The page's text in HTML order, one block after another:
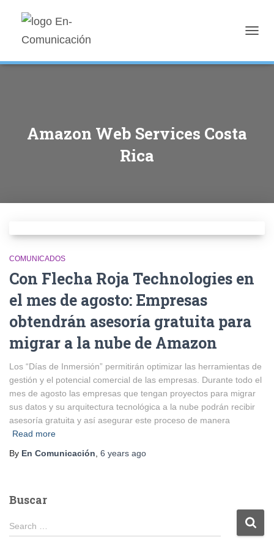
Amazon Web Services Costa
Rica
COMUNICADOS
Con Flecha Roja Technologies en
el mes de agosto: Empresas
obtendrán asesoría gratuita para
migrar a la nube de Amazon
Los “Días de Inmersión” permitirán optimizar las herramientas de
gestión y el potencial comercial de las empresas. Durante todo el
mes de agosto las empresas que tengan proyectos para migrar
sus datos y su arquitectura tecnológica a la nube podrán recibir
asesoría gratuita y así asegurar este proceso de manera
Read more
By En Comunicación 6 years ago
Buscar
S
e
Search …